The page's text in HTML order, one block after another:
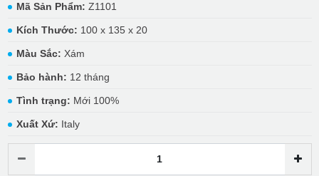
Mã Sản Phẩm: Z1101
Kích Thước: 100 x 135 x 20
Màu Sắc: Xám
Bảo hành: 12 tháng
Tình trạng: Mới 100%
Xuất Xứ: Italy